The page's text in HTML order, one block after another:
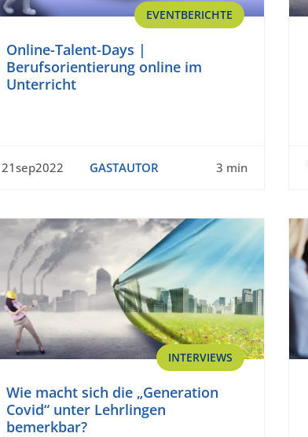
EVENTBERICHTE
Online-Talent-Days |
Berufsorientierung online im
Unterricht
21sep2022 GASTAUTOR 3 min
INTERVIEWS
Wie macht sich die „Generation
Covid“ unter Lehrlingen
bemerkbar?